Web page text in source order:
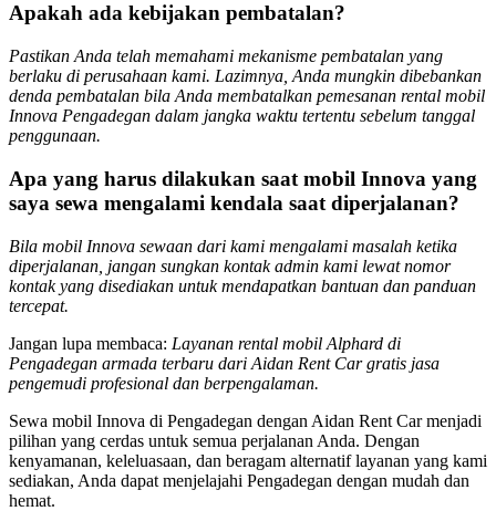
Apakah ada kebijakan pembatalan?
Pastikan Anda telah memahami mekanisme pembatalan yang
berlaku di perusahaan kami. Lazimnya, Anda mungkin dibebankan
denda pembatalan bila Anda membatalkan pemesanan rental mobil
Innova Pengadegan dalam jangka waktu tertentu sebelum tanggal
penggunaan.
Apa yang harus dilakukan saat mobil Innova yang
saya sewa mengalami kendala saat diperjalanan?
Bila mobil Innova sewaan dari kami mengalami masalah ketika
diperjalanan, jangan sungkan kontak admin kami lewat nomor
kontak yang disediakan untuk mendapatkan bantuan dan panduan
tercepat.
Jangan lupa membaca: Layanan rental mobil Alphard di
Pengadegan armada terbaru dari Aidan Rent Car gratis jasa
pengemudi profesional dan berpengalaman.
Sewa mobil Innova di Pengadegan dengan Aidan Rent Car menjadi
pilihan yang cerdas untuk semua perjalanan Anda. Dengan
kenyamanan, keleluasaan, dan beragam alternatif layanan yang kami
sediakan, Anda dapat menjelajahi Pengadegan dengan mudah dan
hemat.